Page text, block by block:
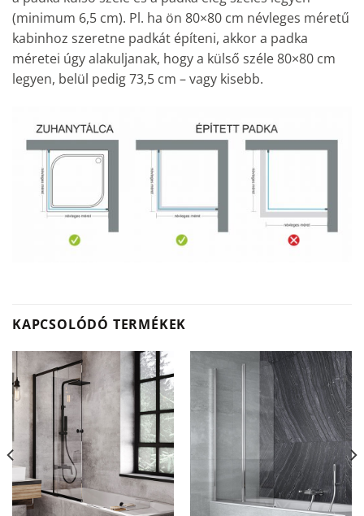
(minimum 6,5 cm). Pl. ha ön 80×80 cm névleges méretű
kabinhoz szeretne padkát építeni, akkor a padka
méretei úgy alakuljanak, hogy a külső széle 80×80 cm
legyen, belül pedig 73,5 cm – vagy kisebb.
KAPCSOLÓDÓ TERMÉKEK